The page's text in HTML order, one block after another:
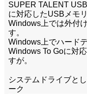
SUPER TALENT
に対応したUSBメモ
Windows上では外付
す。
Windows上でハード
Windows To Goに対
すが。
システムドライブと
ーク